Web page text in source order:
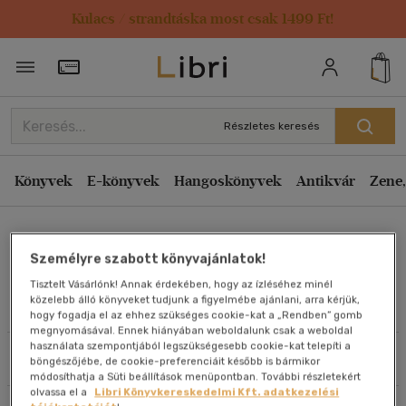
Kulacs / strandtáska most csak 1499 Ft!
Törzsvásárlói Kártya adatai
Részletes keresés
Könyvek E-könyvek Hangoskönyvek Antikvár
David Hirschleifer
Művei
Szűrés Rendezés
Rendezés
Kiadás éve szerint csökkenő
Ár szerint csökkenő
Eladott darabszám szerint csökkenő
Eladott darabszám szerint növekvő
Cím szerint A-Z
Szerző szerint A-Z
Megjelenítés
Személyre szabott könyvajánlatok!
Tisztelt Vásárlónk! Annak érdekében, hogy az ízléséhez minél
közelebb álló könyveket tudjunk a figyelmébe ajánlani, arra kérjük,
hogy fogadja el az ehhez szükséges cookie-kat a „Rendben” gomb
megnyomásával. Ennek hiányában weboldalunk csak a weboldal
használata szempontjából legszükségesebb cookie-kat telepíti a
böngészőjébe, de cookie-preferenciáit később is bármikor
módosíthatja a Süti beállítások menüpontban. További részletekért
olvassa el a
Libri Könyvkereskedelmi Kft. adatkezelési